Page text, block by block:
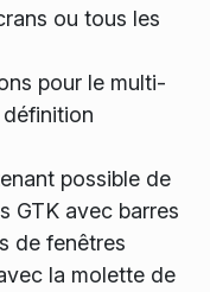
ou tous les
pour le multi-
possible de
GTK avec barres
de fenêtres
la molette de